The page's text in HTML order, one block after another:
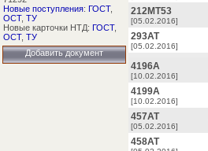
Новые поступления: ГОСТ,
ОСТ, ТУ
Новые карточки НТД: ГОСТ,
ОСТ, ТУ
Добавить документ
212МТ53
[05.02.2016]
293АТ
[05.02.2016]
4196А
[10.02.2016]
4199А
[10.02.2016]
457АТ
[05.02.2016]
458АТ